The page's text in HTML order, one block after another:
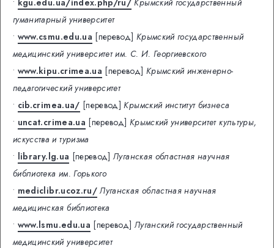
гуманитарный университет
• www.csmu.edu.ua [перевод] Крымский государственный
медицинский университет им. С. И. Георгиевского
• www.kipu.crimea.ua [перевод] Крымский инженерно-
педагогический университет
• cib.crimea.ua/ [перевод] Крымский институт бизнеса
• uncat.crimea.ua [перевод] Крымский университет культуры,
искусства и туризма
• library.lg.ua [перевод] Луганская областная научная
библиотека им. Горького
• mediclibr.ucoz.ru/ Луганская областная научная
медицинская библиотека
• www.lsmu.edu.ua [перевод] Луганский государственный
медицинский университет